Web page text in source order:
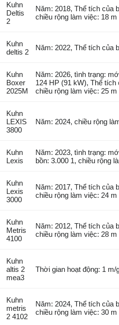
Kuhn
Deltis
2
Năm: 2018, Thể tích của
chiều rộng làm việc: 18 m
Kuhn
deltis 2
Năm: 2022, Thể tích của
Kuhn
Boxer
2025M
Năm: 2026, tình trạng:
124 HP (91 kW), Thể tích
chiều rộng làm việc: 25 m
Kuhn
LEXIS
3800
Năm: 2024, chiều rộng
Kuhn
Lexis
Năm: 2023, tình trạng:
bồn: 3.000 1, chiều rộng
Kuhn
Lexis
3000
Năm: 2017, Thể tích của
chiều rộng làm việc: 24 m
Kuhn
Metris
4100
Năm: 2012, Thể tích của
chiều rộng làm việc: 28 m
Kuhn
altis 2
mea3
Thời gian hoạt động: 1 m/
Kuhn
metris
2 4102
Năm: 2024, Thể tích của
chiều rộng làm việc: 30 m